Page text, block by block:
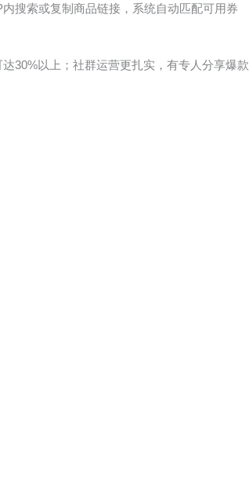
搜索或复制商品链接，系统自动匹配可用券
30%以上；社群运营更扎实，有专人分享爆款